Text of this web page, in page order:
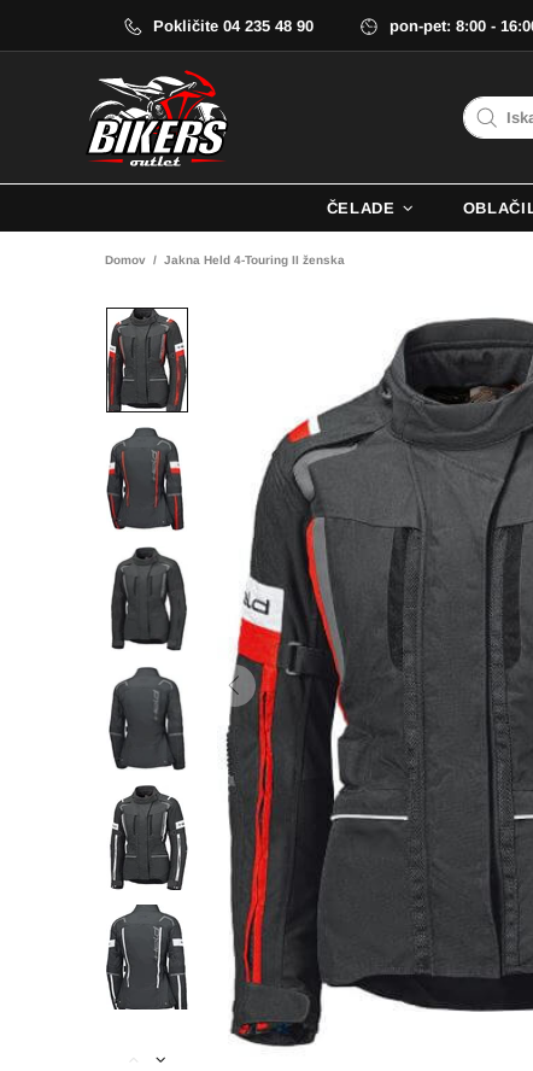
Pokličite 04 235 48 90 pon-pet: 8:00 -
ČELADE
Domov Jakna Held 4-Touring II ženska